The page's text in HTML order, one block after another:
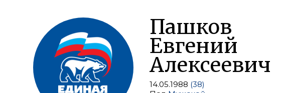
Пашков
Евгений
Алексеевич
14.05.1988 (38)